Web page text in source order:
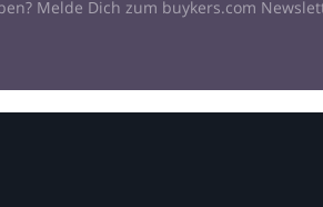
Melde Dich zum buykers.com